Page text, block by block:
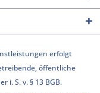
erfolgt
öffentliche
i. S. v. § 13 BGB.